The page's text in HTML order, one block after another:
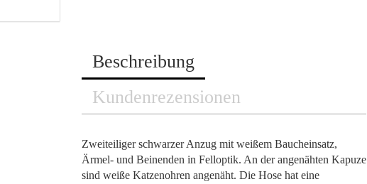
Beschreibung
Kundenrezensionen
Zweiteiliger schwarzer Anzug mit weißem Baucheinsatz,
Ärmel- und Beinenden in Felloptik. An der angenähten Kapuze
sind weiße Katzenohren angenäht. Die Hose hat eine